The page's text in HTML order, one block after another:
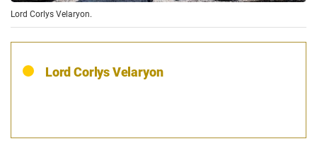
Lord Corlys Velaryon.
Lord Corlys Velaryon